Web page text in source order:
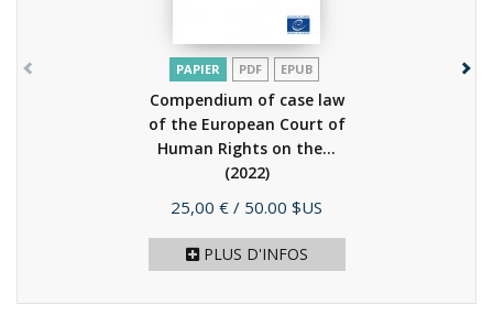
PAPIER PDF EPUB
Compendium of case law
of the European Court of
Human Rights on the...
(2022)
Prix
25,00 € / 50.00 $US
PLUS D'INFOS